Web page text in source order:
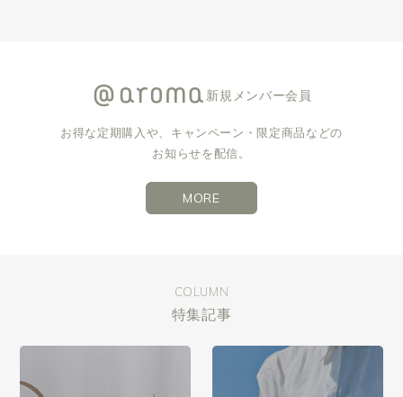
新規メンバー会員
お得な定期購入や、キャンペーン・限定商品などの
お知らせを配信。
MORE
COLUMN
特集記事